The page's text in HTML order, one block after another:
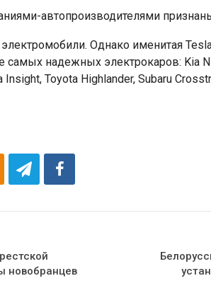
автопроизводителями
Однако именитая Tesla
самых надежных электрокаров: Kia
Toyota Highlander, Subaru
новобранцев